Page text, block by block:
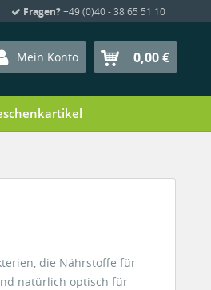
Fragen?+49 (0)40 - 38 65 51 10
Mein Konto 0,00 €
die Nährstoffe für
natürlich optisch für